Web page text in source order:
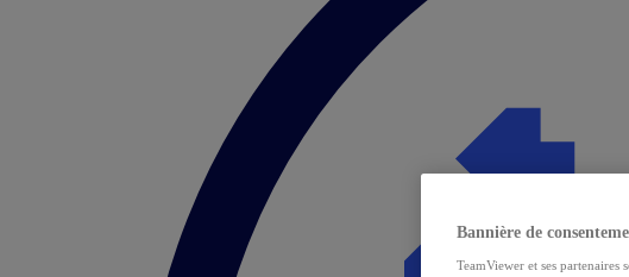
Bannière de
TeamViewer et ses